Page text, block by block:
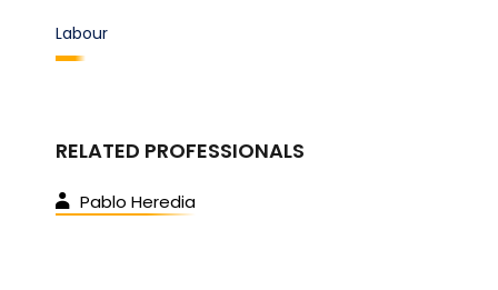
Labour
RELATED PROFESSIONALS
Pablo Heredia